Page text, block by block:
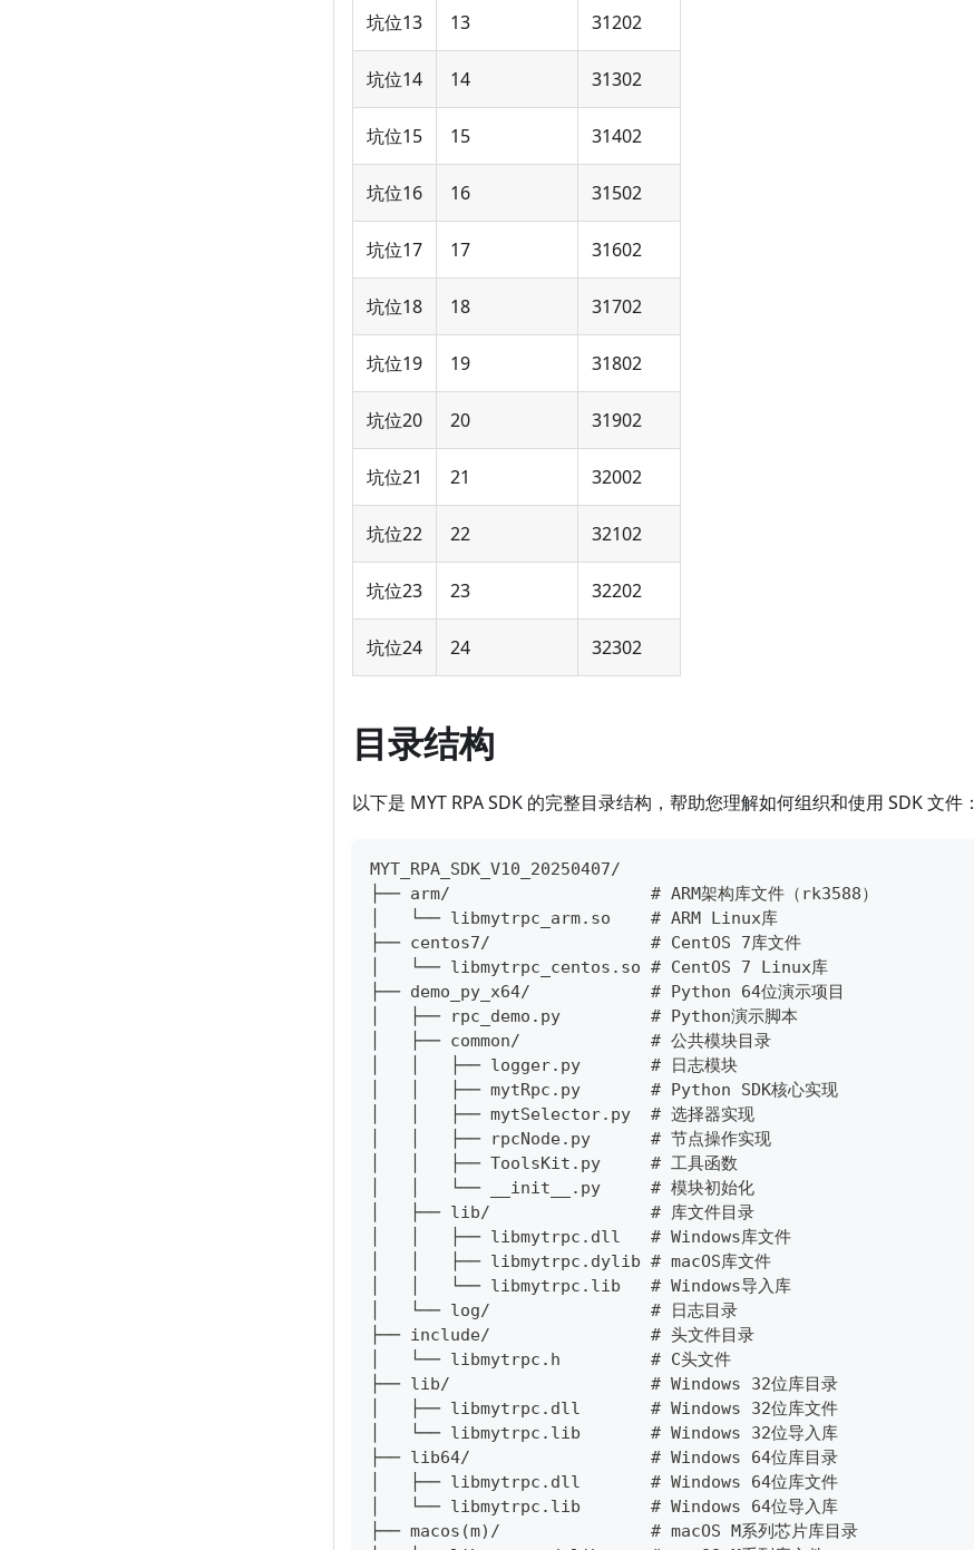
坑位13 13 31202
坑位14 14 31302
坑位15 15 31402
坑位16 16 31502
坑位17 17 31602
坑位18 18 31702
坑位19 19 31802
坑位20 20 31902
坑位21 21 32002
坑位22 22 32102
坑位23 23 32202
坑位24 24 32302
目录结构
以下是 MYT RPA SDK 的完整目录结构，帮助您理解如何组织和使用 SDK 文件：
MYT_RPA_SDK_V10_20250407/
├── arm/                    # ARM架构库文件（rk3588）
│   └── libmytrpc_arm.so    # ARM Linux库
├── centos7/                # CentOS 7库文件
│   └── libmytrpc_centos.so # CentOS 7 Linux库
├── demo_py_x64/            # Python 64位演示项目
│   ├── rpc_demo.py         # Python演示脚本
│   ├── common/             # 公共模块目录
│   │   ├── logger.py       # 日志模块
│   │   ├── mytRpc.py       # Python SDK核心实现
│   │   ├── mytSelector.py  # 选择器实现
│   │   ├── rpcNode.py      # 节点操作实现
│   │   ├── ToolsKit.py     # 工具函数
│   │   └── __init__.py     # 模块初始化
│   ├── lib/                # 库文件目录
│   │   ├── libmytrpc.dll   # Windows库文件
│   │   ├── libmytrpc.dylib # macOS库文件
│   │   └── libmytrpc.lib   # Windows导入库
│   └── log/                # 日志目录
├── include/                # 头文件目录
│   └── libmytrpc.h         # C头文件
├── lib/                    # Windows 32位库目录
│   ├── libmytrpc.dll       # Windows 32位库文件
│   └── libmytrpc.lib       # Windows 32位导入库
├── lib64/                  # Windows 64位库目录
│   ├── libmytrpc.dll       # Windows 64位库文件
│   └── libmytrpc.lib       # Windows 64位导入库
├── macos(m)/               # macOS M系列芯片库目录